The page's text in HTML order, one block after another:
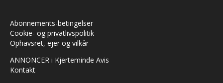
Abonnements-betingelser
Cookie- og privatlivspolitik
Ophavsret, ejer og vilkår
ANNONCER i Kjerteminde Avis
Kontakt